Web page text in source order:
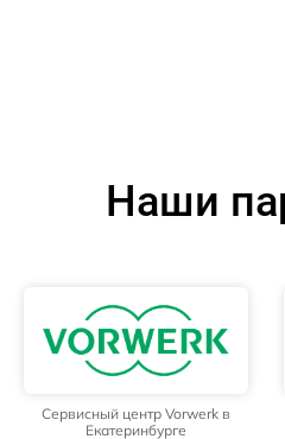
Наши
Сервисный центр Vorwerk в
Екатеринбурге